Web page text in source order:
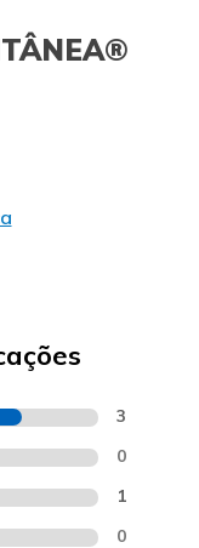
3
0
1
0